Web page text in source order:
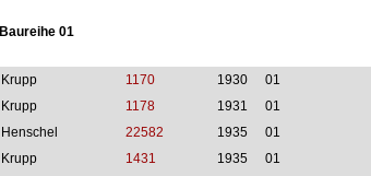
Baureihe 01
Krupp 1170 1930 01
Krupp
1178 1931 01
Henschel
22582 1935 01
Krupp
1431 1935 01